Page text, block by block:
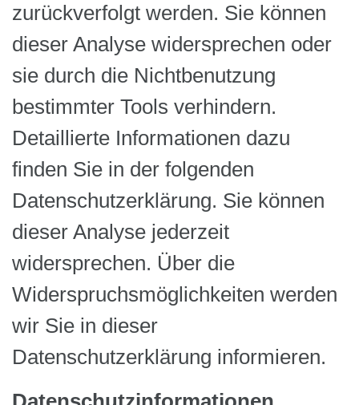
zurückverfolgt werden. Sie können
dieser Analyse widersprechen oder
sie durch die Nichtbenutzung
bestimmter Tools verhindern.
Detaillierte Informationen dazu
finden Sie in der folgenden
Datenschutzerklärung. Sie können
dieser Analyse jederzeit
widersprechen. Über die
Widerspruchsmöglichkeiten werden
wir Sie in dieser
Datenschutzerklärung informieren.